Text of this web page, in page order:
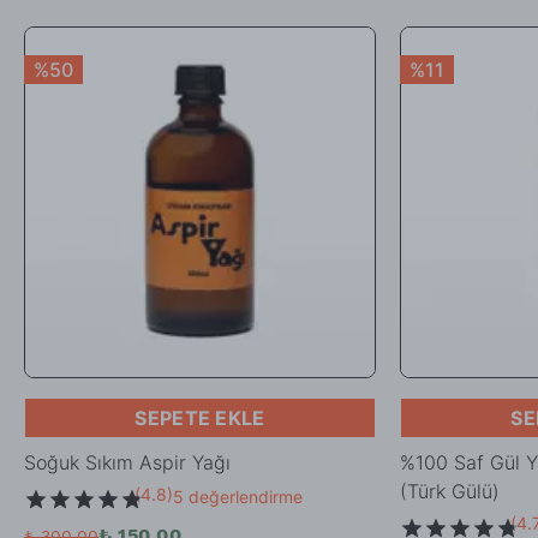
%50
SEPETE EKLE
Soğuk Sıkım Aspir Yağı
(4.8)5 değerlendirme
%11
%100 Saf Gül
(Türk Gülü)
(